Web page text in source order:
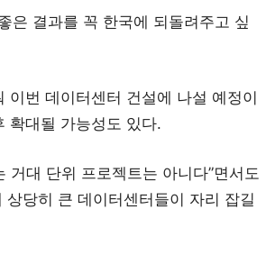
은 결과를 꼭 한국에 되돌려주고 싶
번 데이터센터 건설에 나설 예정이
확대될 가능성도 있다.
거대 단위 프로젝트는 아니다”면서도
당히 큰 데이터센터들이 자리 잡길